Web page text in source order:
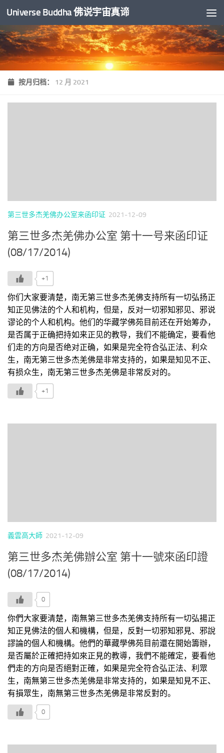
跳至内容
Universe Buddha 佛说宇宙真谛
按月归档： 12 月 2021
第三世多杰羌佛办公室来函印证 2021-12-09
第三世多杰羌佛办公室 第十一号来函印证
(08/17/2014)
+1
你们大家要清楚，南无第三世多杰羌佛支持所有一切弘扬正
知正见佛法的个人和机构，但是，反对一切邪知邪见、邪说
谬论的个人和机构。他们的华藏学佛苑目前还在开始筹办，
是否属于正确把持如来正见的教导，我们不能确定，要看他
们走的方向是否绝对正确，如果是完全符合弘正法、利众
生，南无第三世多杰羌佛是非常支持的，如果是知见不正、
有损众生，南无第三世多杰羌佛是非常反对的。
+1
義雲高大師 2021-12-09
第三世多杰羌佛辦公室 第十一號來函印證
(08/17/2014)
0
你們大家要清楚，南無第三世多杰羌佛支持所有一切弘揚正
知正見佛法的個人和機構，但是，反對一切邪知邪見、邪說
謬論的個人和機構。他們的華藏學佛苑目前還在開始籌辦，
是否屬於正確把持如來正見的教導，我們不能確定，要看他
們走的方向是否絕對正確，如果是完全符合弘正法、利眾
生，南無第三世多杰羌佛是非常支持的，如果是知見不正、
有損眾生，南無第三世多杰羌佛是非常反對的。
0